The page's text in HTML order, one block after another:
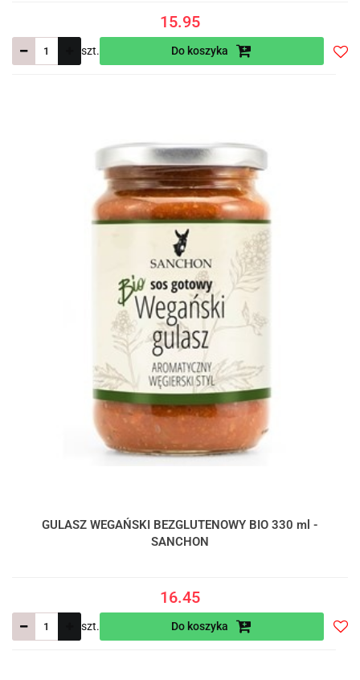
15.95
szt. Do koszyka
GULASZ WEGAŃSKI BEZGLUTENOWY BIO 330 ml -
SANCHON
16.45
szt. Do koszyka